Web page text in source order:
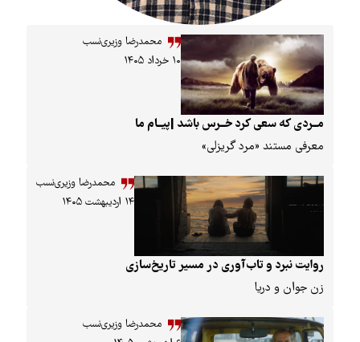
محمدرضا وزیری‌نسب
۱۰ خرداد ۱۴۰۵
که سعی کرد خــرس باشد |پیــام ما
مستند «مرد گریزلی»
محمدرضا وزیری‌نسب
۱۴ اردیبهشت ۱۴۰۵
نبرد و تاب‌آوری در مسیر تاریخ‌سازی
و دریا
محمدرضا وزیری‌نسب